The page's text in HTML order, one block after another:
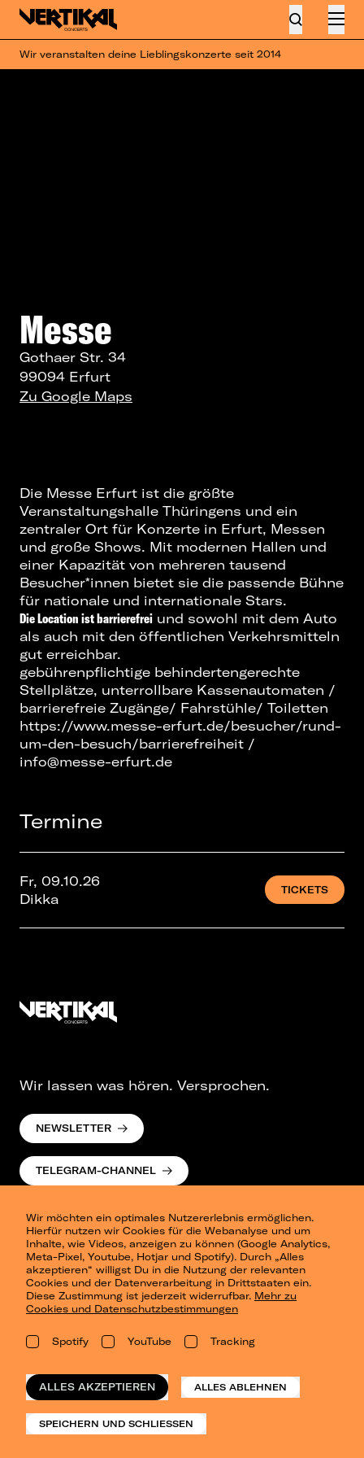
Wir veranstalten deine Lieblingskonzerte seit 2014
Messe
Gothaer Str. 34
99094 Erfurt
Zu Google Maps
Die Messe Erfurt ist die größte
Veranstaltungshalle Thüringens und ein
zentraler Ort für Konzerte in Erfurt, Messen
und große Shows. Mit modernen Hallen und
einer Kapazität von mehreren tausend
Besucher*innen bietet sie die passende Bühne
für nationale und internationale Stars.
Die Location ist barrierefrei und sowohl mit dem Auto
als auch mit den öffentlichen Verkehrsmitteln
gut erreichbar.
gebührenpflichtige behindertengerechte
Stellplätze, unterrollbare Kassenautomaten /
barrierefreie Zugänge/ Fahrstühle/ Toiletten
https://www.messe-erfurt.de/besucher/rund-
um-den-besuch/barrierefreiheit /
info@messe-erfurt.de
Termine
Fr, 09.10.26
Dikka
TICKETS
Wir möchten ein optimales Nutzererlebnis ermöglichen.
Hierfür nutzen wir Cookies für die Webanalyse und um
Inhalte, wie Videos, anzeigen zu können (Google Analytics,
Meta-Pixel, Youtube, Hotjar und Spotify). Durch „Alles
akzeptieren“ willigst Du in die Nutzung der relevanten
Cookies und der Datenverarbeitung in Drittstaaten ein.
Diese Zustimmung ist jederzeit widerrufbar. Mehr zu
Cookies und Datenschutzbestimmungen
Spotify YouTube Tracking
ALLES AKZEPTIEREN ALLES ABLEHNEN
SPEICHERN UND SCHLIESSEN
Wir lassen was hören. Versprochen.
NEWSLETTER
TELEGRAM-CHANNEL
Presse
Berlin
Dresden
Leipzig
Konzertsommer Petersberg
Vergangene Shows
o_team
Datenschutz
Impressum